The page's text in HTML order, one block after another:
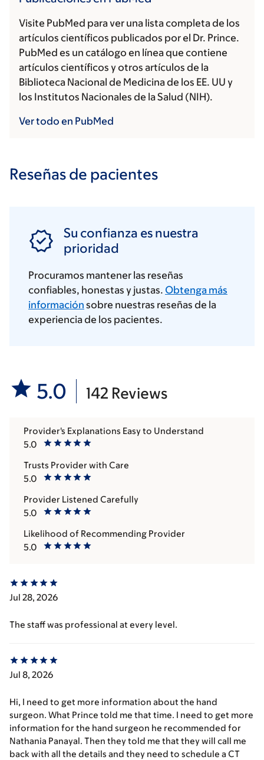
Visite PubMed para ver una lista completa de los
artículos científicos publicados por el Dr. Prince.
PubMed es un catálogo en línea que contiene
artículos científicos y otros artículos de la
Biblioteca Nacional de Medicina de los EE. UU y
los Institutos Nacionales de la Salud (NIH).
Ver todo en PubMed
Reseñas de pacientes
Su confianza es nuestra
prioridad
Procuramos mantener las reseñas
confiables, honestas y justas. Obtenga más
información sobre nuestras reseñas de la
experiencia de los pacientes.
5.0 142 Reviews
5.0
Provider's Explanations Easy to Understand
5.0
Trusts Provider with Care
5.0
Provider Listened Carefully
5.0
Likelihood of Recommending Provider
Jul 28, 2026
The staff was professional at every level.
Jul 8, 2026
Hi, I need to get more information about the hand
surgeon. What Prince told me that time. I need to get more
information for the hand surgeon he recommended for
Nathania Panayal. Then they told me that they will call me
back with all the details and they need to schedule a CT